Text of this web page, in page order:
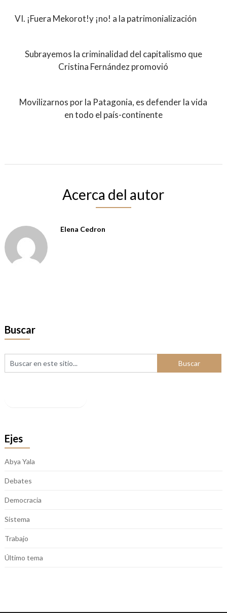
VI. ¡Fuera Mekorot!y ¡no! a la patrimonialización
Subrayemos la criminalidad del capitalismo que
Cristina Fernández promovió
Movilizarnos por la Patagonia, es defender la vida
en todo el país-continente
Acerca del autor
Elena Cedron
Buscar
Ejes
Abya Yala
Debates
Democracia
Sistema
Trabajo
Último tema